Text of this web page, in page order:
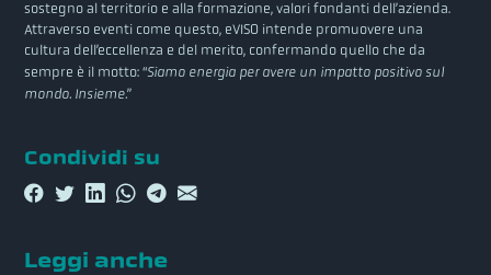
sostegno al territorio e alla formazione, valori fondanti dell’azienda.
Attraverso eventi come questo, eVISO intende promuovere una
cultura dell’eccellenza e del merito, confermando quello che da
sempre è il motto: “Siamo energia per avere un impatto positivo sul
mondo. Insieme.”
Condividi su
Leggi anche